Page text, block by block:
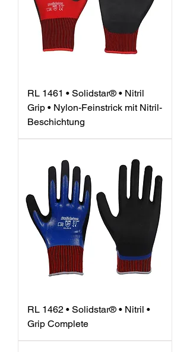
RL 1461 • Solidstar® • Nitril
Grip • Nylon-Feinstrick mit Nitril-
Beschichtung
RL 1462 • Solidstar® • Nitril •
Grip Complete